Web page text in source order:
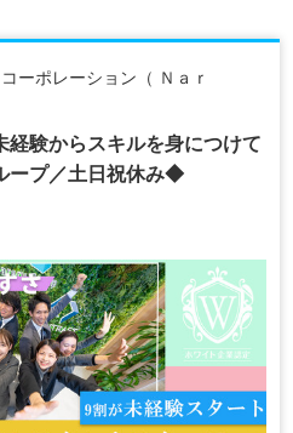
ーポレーション（ Ｎａｒ
験からスキルを身につけて
ープ／土日祝休み◆